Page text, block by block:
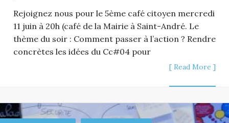
Rejoignez nous pour le 5ème café citoyen mercredi
11 juin à 20h (café de la Mairie à Saint-André. Le
thème du soir : Comment passer à l’action ? Rendre
concrètes les idées du Cc#04 pour
[ Read More ]